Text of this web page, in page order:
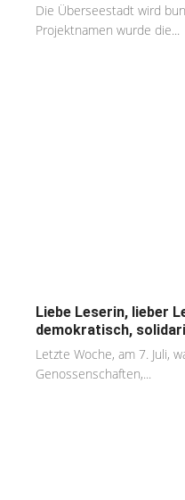
Die Überseestadt wird
Projektnamen wurde die...
Liebe Leserin, lieber
demokratisch,
Letzte Woche, am 7. Juli,
Genossenschaften,...